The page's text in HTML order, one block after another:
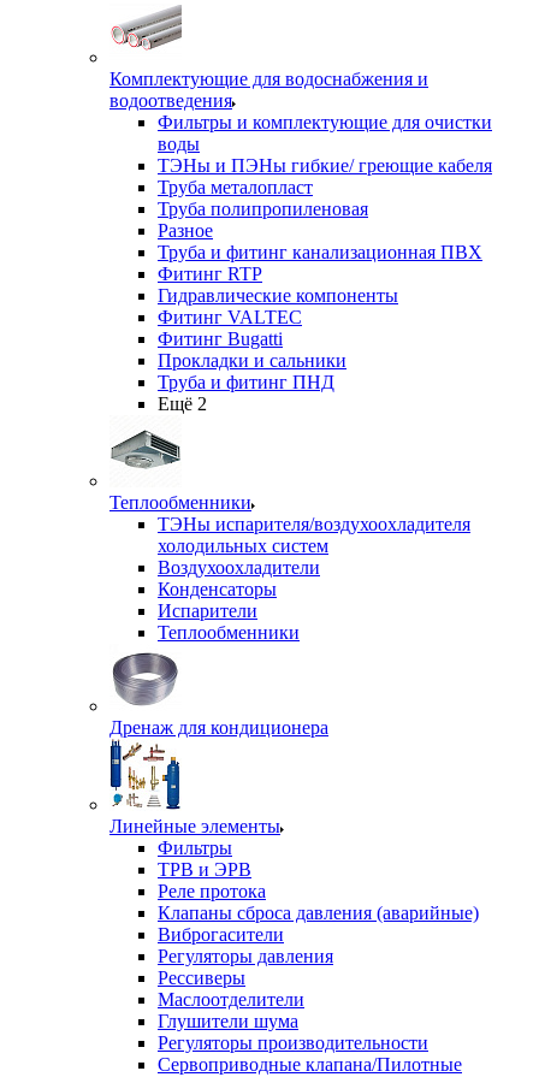
Комплектующие для водоснабжения и
водоотведения
Фильтры и комплектующие для очистки
воды
ТЭНы и ПЭНы гибкие/ греющие кабеля
Труба металопласт
Труба полипропиленовая
Разное
Труба и фитинг канализационная ПВХ
Фитинг RTP
Гидравлические компоненты
Фитинг VALTEC
Фитинг Bugatti
Прокладки и сальники
Труба и фитинг ПНД
Ещё 2
Теплообменники
ТЭНы испарителя/воздухоохладителя
холодильных систем
Воздухоохладители
Конденсаторы
Испарители
Теплообменники
Дренаж для кондиционера
Линейные элементы
Фильтры
ТРВ и ЭРВ
Реле протока
Клапаны сброса давления (аварийные)
Виброгасители
Регуляторы давления
Рессиверы
Маслоотделители
Глушители шума
Регуляторы производительности
Сервоприводные клапана/Пилотные